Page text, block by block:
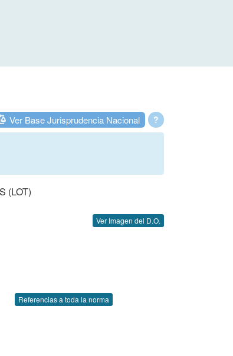
?
Ver Base Jurisprudencia Nacional
(LOT)
Ver Imagen del D.O.
Referencias a toda la norma